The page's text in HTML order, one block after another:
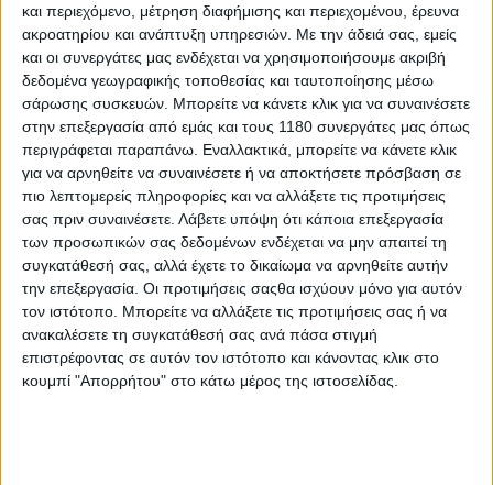
και περιεχόμενο, μέτρηση διαφήμισης και περιεχομένου, έρευνα
ακροατηρίου και ανάπτυξη υπηρεσιών. Με την άδειά σας, εμείς
και οι συνεργάτες μας ενδέχεται να χρησιμοποιήσουμε ακριβή
δεδομένα γεωγραφικής τοποθεσίας και ταυτοποίησης μέσω
σάρωσης συσκευών. Μπορείτε να κάνετε κλικ για να συναινέσετε
στην επεξεργασία από εμάς και τους 1180 συνεργάτες μας όπως
περιγράφεται παραπάνω. Εναλλακτικά, μπορείτε να κάνετε κλικ
για να αρνηθείτε να συναινέσετε ή να αποκτήσετε πρόσβαση σε
πιο λεπτομερείς πληροφορίες και να αλλάξετε τις προτιμήσεις
σας πριν συναινέσετε. Λάβετε υπόψη ότι κάποια επεξεργασία
των προσωπικών σας δεδομένων ενδέχεται να μην απαιτεί τη
συγκατάθεσή σας, αλλά έχετε το δικαίωμα να αρνηθείτε αυτήν
την επεξεργασία. Οι προτιμήσεις σαςθα ισχύουν μόνο για αυτόν
τον ιστότοπο. Μπορείτε να αλλάξετε τις προτιμήσεις σας ή να
ανακαλέσετε τη συγκατάθεσή σας ανά πάσα στιγμή
επιστρέφοντας σε αυτόν τον ιστότοπο και κάνοντας κλικ στο
κουμπί "Απορρήτου" στο κάτω μέρος της ιστοσελίδας.
Προνομιακή Τιμή Γνωριμίας